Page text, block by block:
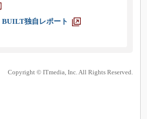
BUILT独自レポート
Copyright © ITmedia, Inc. All Rights Reserved.